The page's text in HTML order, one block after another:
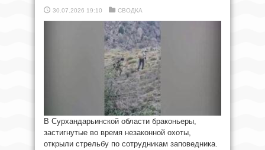
30.07.2026 19:10 СВОДКА
В Сурхандарьинской области браконьеры,
застигнутые во время незаконной охоты,
открыли стрельбу по сотрудникам заповедника.